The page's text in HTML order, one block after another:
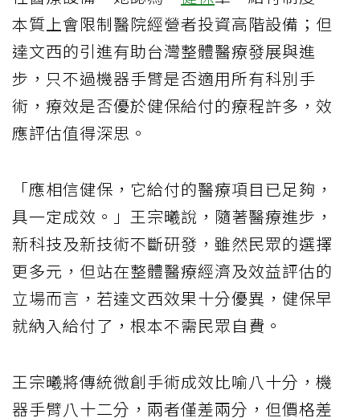
本質上會限制醫院經營者投資高階設備；但
達文西的引進有助台灣整體醫療發展與進
步，只不過機器手臂是否適用所有科別手
術，療效是否優於健保給付的療程許多，效
應評估值得深思。
「應相信健保，它給付的醫療項目已足夠，
具一定成效。」王宗曦說，隨著醫療進步，
新科技及新技術不斷研發，雖然民眾的選擇
更多元，但站在整體醫療經濟及效益評估的
立場而言，若達文西效果十分優異，健保早
就納入給付了，根本不需民眾自費。
王宗曦將傳統微創手術成效比喻八十分，機
器手臂八十二分，兩者僅差兩分，但價格差